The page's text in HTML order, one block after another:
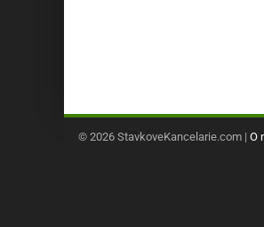
© 2026 StavkoveKancelarie.com | O